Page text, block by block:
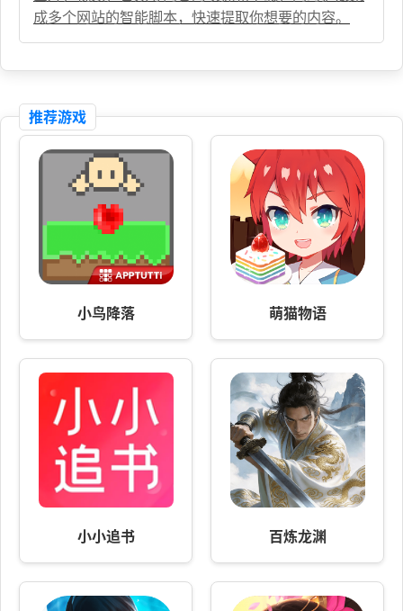
成多个网站的智能脚本，快速提取你想要的内容。
推荐游戏
小鸟降落 萌猫物语
小小追书 百炼龙渊